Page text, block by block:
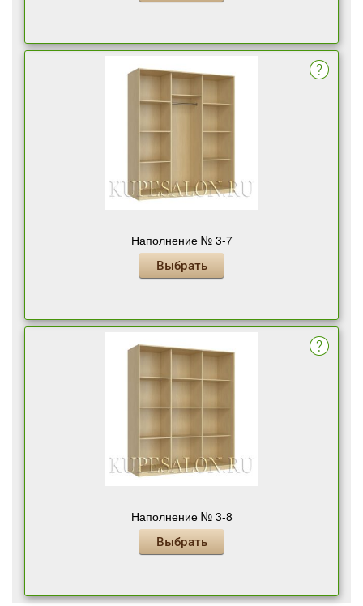
Наполнение № 3-7
Выбрать
Наполнение № 3-8
Выбрать